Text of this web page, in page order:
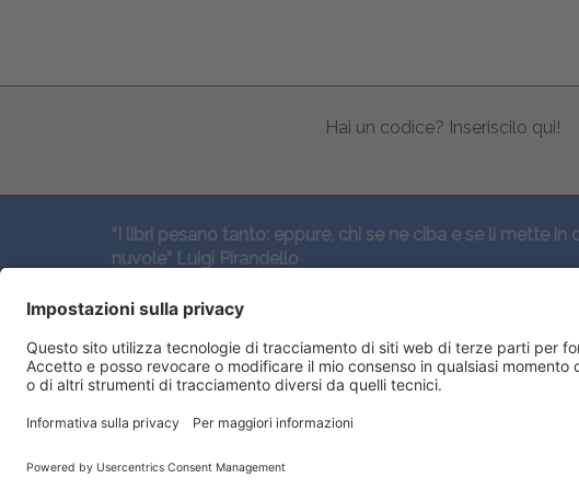
Hai un codice? Inseriscilo qui!
“I libri pesano tanto: eppure, chi se ne ciba e se li mette in
nuvole” Luigi Pirandello
SEGUICI QUI: